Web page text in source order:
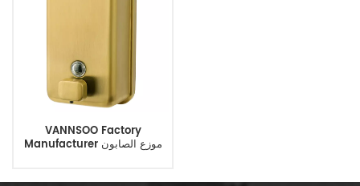
VANNSOO Factory
Manufacturer موزع الصابون